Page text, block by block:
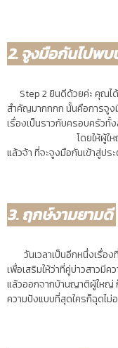
2. จูงมือกันไปพ
Step 2 ยินดีด้วยค่ะ คุณไ
สำคัญมากกกก นั้นคือการจู
เรื่องเป็นราวกับครอบครัว
โดยให้ผู้ใหญ่ทั้งสอง
แล้วจ้า ที่จะจูงมือกันเข้าสู่ปร
3. ฤกษ์งามยามดี
วันเวลาเป็นอีกหนึ่งเรื่อง
เพื่อเสริมให้ว่าที่คู่บ่าวสาวมี
แล้วออกจากบ้านญาติผู้ใหญ่
ความปังแบบที่สุดใครก็ฉุดไม่